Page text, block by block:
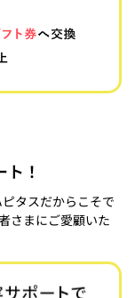
！
タスだからこそで
さまにご愛顧いた